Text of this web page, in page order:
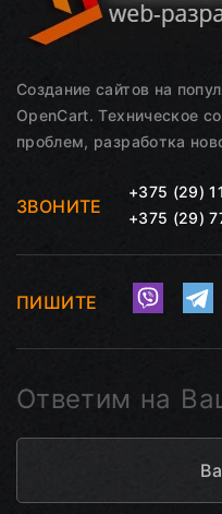
Создание сайтов на
OpenCart. Техническое
проблем, разработка
ЗВОНИТЕ
+375 (29)
+375 (29)
ПИШИТЕ
Ответим на